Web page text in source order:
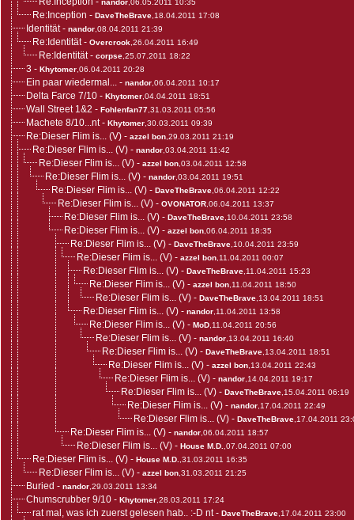
nandor ,06.05.2011 10:35
Re:Inception - DaveTheBrave ,18.04.2011 17:08
Identität- nandor ,08.04.2011 21:39
Re:Identität- Overcrook ,26.04.2011 16:49
Re:Identität- corpse ,25.07.2011 18:22
3 - Khytomer ,06.04.2011 20:28
Ein paar wiedermal... - nandor ,06.04.2011 10:17
Delta Farce 7/10 - Khytomer ,04.04.2011 18:51
Wall Street 1&2 - Fohlenfan77 ,31.03.2011 05:56
Machete 8/10...nt- Khytomer ,30.03.2011 09:39
Re:Dieser Flim is... (V) - azzel bon ,29.03.2011 21:19
Re:Dieser Flim is... (V) - nandor ,03.04.2011 11:42
Re:Dieser Flim is... (V) - azzel bon ,03.04.2011 12:58
Re:Dieser Flim is... (V) - nandor ,03.04.2011 19:51
Re:Dieser Flim is... (V) - DaveTheBrave ,06.04.2011 12:22
Re:Dieser Flim is... (V) - OVONATOR ,06.04.2011 13:37
Re:Dieser Flim is... (V) - DaveTheBrave ,10.04.2011 23:58
Re:Dieser Flim is... (V) - azzel bon ,06.04.2011 18:35
Re:Dieser Flim is... (V) - DaveTheBrave ,10.04.2011 23:59
Re:Dieser Flim is... (V) - azzel bon ,11.04.2011 00:07
Re:Dieser Flim is... (V) - DaveTheBrave ,11.04.2011 15:23
Re:Dieser Flim is... (V) - azzel bon ,11.04.2011 18:50
Re:Dieser Flim is... (V) - DaveTheBrave ,13.04.2011 18:51
Re:Dieser Flim is... (V) - nandor ,11.04.2011 13:58
Re:Dieser Flim is... (V) - MoD ,11.04.2011 20:56
Re:Dieser Flim is... (V) - nandor ,13.04.2011 16:40
Re:Dieser Flim is... (V) - DaveTheBrave ,13.04.2011 18:51
Re:Dieser Flim is... (V) - azzel bon ,13.04.2011 22:43
Re:Dieser Flim is... (V) - nandor ,14.04.2011 19:17
Re:Dieser Flim is... (V) - DaveTheBrave ,15.04.2011 06:19
Re:Dieser Flim is... (V) - nandor ,17.04.2011 22:49
Re:Dieser Flim is... (V) - DaveTheBrave ,17.04.2011
Re:Dieser Flim is... (V) - nandor ,06.04.2011 18:57
Re:Dieser Flim is... (V) - House M.D. ,07.04.2011 07:00
Re:Dieser Flim is... (V) - House M.D. ,31.03.2011 16:35
Re:Dieser Flim is... (V) - azzel bon ,31.03.2011 21:25
Buried - nandor ,29.03.2011 13:34
Chumscrubber 9/10 - Khytomer ,28.03.2011 17:24
rat mal, was ich zuerst gelesen hab.. :-D nt- DaveTheBrave ,17.04.2011 23:00